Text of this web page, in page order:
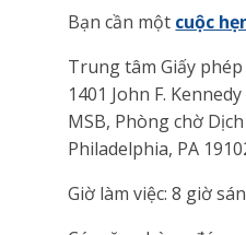
Bạn cần một cuộc
Trung tâm Giấy phép
1401 John F. Kennedy
MSB, Phòng chờ
Philadelphia, PA
Giờ làm việc: 8 giờ